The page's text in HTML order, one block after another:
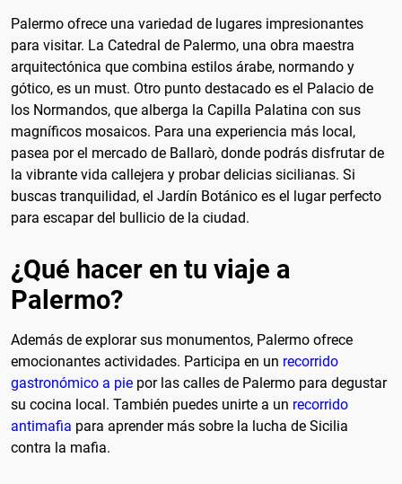
Palermo ofrece una variedad de lugares impresionantes
para visitar. La Catedral de Palermo, una obra maestra
arquitectónica que combina estilos árabe, normando y
gótico, es un must. Otro punto destacado es el Palacio de
los Normandos, que alberga la Capilla Palatina con sus
magníficos mosaicos. Para una experiencia más local,
pasea por el mercado de Ballarò, donde podrás disfrutar de
la vibrante vida callejera y probar delicias sicilianas. Si
buscas tranquilidad, el Jardín Botánico es el lugar perfecto
para escapar del bullicio de la ciudad.
¿Qué hacer en tu viaje a
Palermo?
Además de explorar sus monumentos, Palermo ofrece
emocionantes actividades. Participa en un recorrido
gastronómico a pie por las calles de Palermo para degustar
su cocina local. También puedes unirte a un recorrido
antimafia para aprender más sobre la lucha de Sicilia
contra la mafia.